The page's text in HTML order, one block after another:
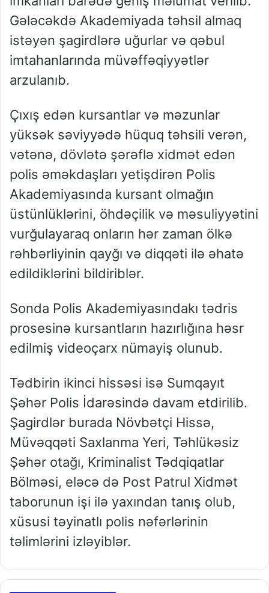
Gələcəkdə Akademiyada təhsil almaq
istəyən şagirdlərə uğurlar və qəbul
imtahanlarında müvəffəqiyyətlər
arzulanıb.
Çıxış edən kursantlar və məzunlar
yüksək səviyyədə hüquq təhsili verən,
vətənə, dövlətə şərəflə xidmət edən
polis əməkdaşları yetişdirən Polis
Akademiyasında kursant olmağın
üstünlüklərini, öhdəçilik və məsuliyyətini
vurğulayaraq onların hər zaman ölkə
rəhbərliyinin qayğı və diqqəti ilə əhatə
edildiklərini bildiriblər.
Sonda Polis Akademiyasındakı tədris
prosesinə kursantların hazırlığına həsr
edilmiş videoçarx nümayiş olunub.
Tədbirin ikinci hissəsi isə Sumqayıt
Şəhər Polis İdarəsində davam etdirilib.
Şagirdlər burada Növbətçi Hissə,
Müvəqqəti Saxlanma Yeri, Təhlükəsiz
Şəhər otağı, Kriminalist Tədqiqatlar
Bölməsi, eləcə də Post Patrul Xidmət
taborunun işi ilə yaxından tanış olub,
xüsusi təyinatlı polis nəfərlərinin
təlimlərini izləyiblər.